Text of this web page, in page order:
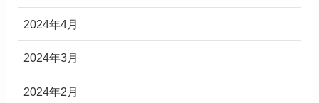
2024年4月
2024年3月
2024年2月